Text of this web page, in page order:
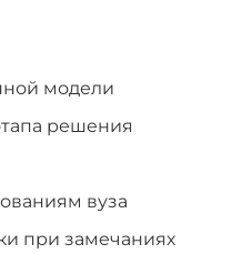
модели
решения
вуза
при замечаниях